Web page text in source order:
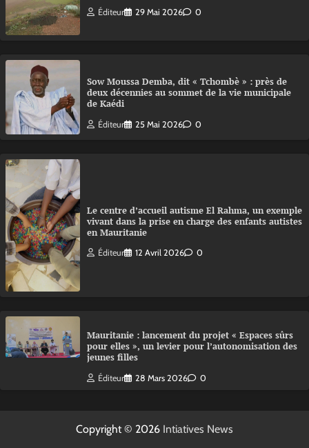
Éditeur 29 Mai 2026 0
Sow Moussa Demba, dit « Tchombè » : près de
deux décennies au sommet de la vie municipale
de Kaédi
Éditeur 25 Mai 2026 0
Le centre d’accueil autisme El Rahma, un exemple
vivant dans la prise en charge des enfants autistes
en Mauritanie
Éditeur 12 Avril 2026 0
Mauritanie : lancement du projet « Espaces sûrs
pour elles », un levier pour l’autonomisation des
jeunes filles
Éditeur 28 Mars 2026 0
Copyright © 2026 Intiatives News